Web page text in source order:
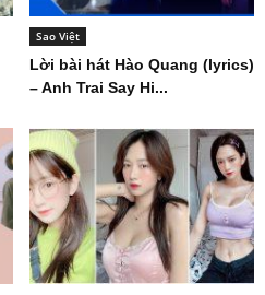
Sao Việt
Lời bài hát Hào Quang (lyrics)
– Anh Trai Say Hi...